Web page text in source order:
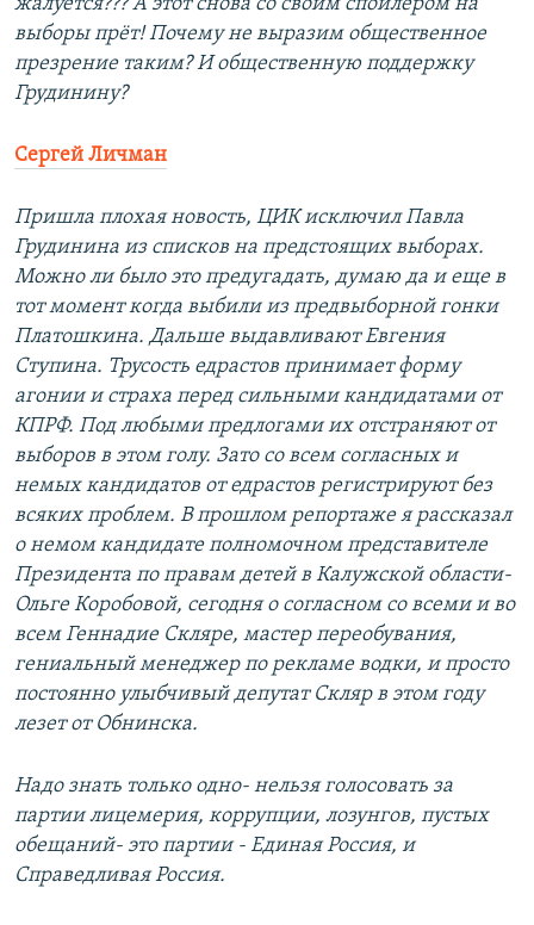
выборы прёт! Почему не выразим общественное
презрение таким? И общественную поддержку
Грудинину?
Сергей Личман
Пришла плохая новость, ЦИК исключил Павла
Грудинина из списков на предстоящих выборах.
Можно ли было это предугадать, думаю да и еще в
тот момент когда выбили из предвыборной гонки
Платошкина. Дальше выдавливают Евгения
Ступина. Трусость едрастов принимает форму
агонии и страха перед сильными кандидатами от
КПРФ. Под любыми предлогами их отстраняют от
выборов в этом голу. Зато со всем согласных и
немых кандидатов от едрастов регистрируют без
всяких проблем. В прошлом репортаже я рассказал
о немом кандидате полномочном представителе
Президента по правам детей в Калужской области-
Ольге Коробовой, сегодня о согласном со всеми и во
всем Геннадие Скляре, мастер переобувания,
гениальный менеджер по рекламе водки, и просто
постоянно улыбчивый депутат Скляр в этом году
лезет от Обнинска.
Надо знать только одно- нельзя голосовать за
партии лицемерия, коррупции, лозунгов, пустых
обещаний- это партии - Единая Россия, и
Справедливая Россия.